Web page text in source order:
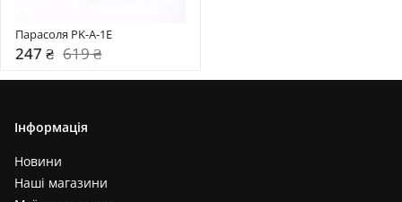
Парасоля PK-A-1Е
247 ₴ 619 ₴
Інформація
Новини
Наші магазини